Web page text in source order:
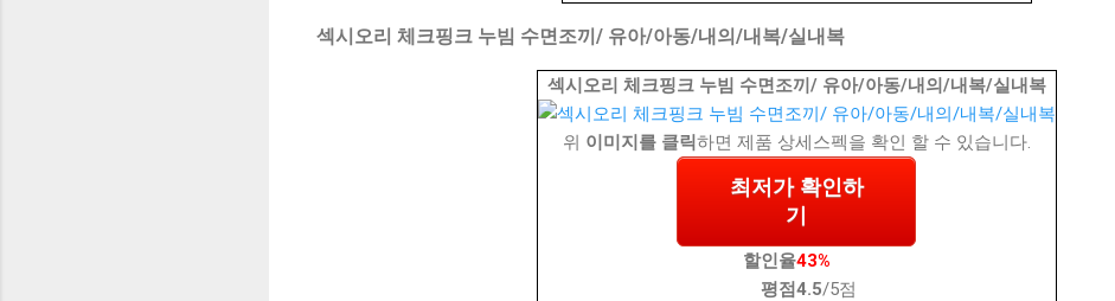
섹시오리 체크핑크 누빔 수면조끼/ 유아/아동/내의/내복/실내복
섹시오리 체크핑크 누빔 수면조끼/ 유아/아동/내의/내복/실내복
위 이미지를 클릭하면 제품 상세스펙을 확인 할 수 있습니다.
최저가 확인하
기
할인율43%
평점4.5/5점